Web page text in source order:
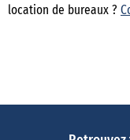
location de bureaux ?